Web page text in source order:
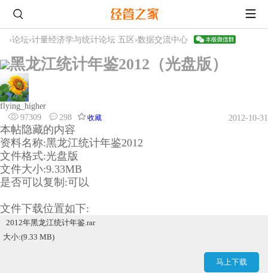
›论坛›计量经济学与统计论坛 五区 ›数据交流中心
黑龙江统计年鉴2012（光盘版）
flying_higher
97309
298 收藏 2012-10-31
本帖隐藏的内容
资料名称:黑龙江统计年鉴2012
文件格式:光盘版
文件大小:9.33MB
是否可以复制:可以
文件下载位置如下:
2012年黑龙江统计年鉴.rar
大小:(9.33 MB)
马上下载